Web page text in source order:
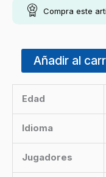
Compra este
Añadir al
Edad
Idioma
Jugadores